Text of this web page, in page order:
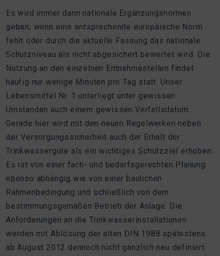
Es wird immer dann nationale Ergänzungsnormen
geben, wenn eine entsprechende europäische Norm
fehlt oder durch die aktuelle Fassung das nationale
Schutzniveau als nicht abgesichert bewertet wird. Die
Nutzung an den einzelnen Entnahmestellen findet
häufig nur wenige Minuten pro Tag statt. Unser
Lebensmittel Nr. 1 unterliegt unter gewissen
Umstanden auch einem gewissen Verfallsdatum.
Gerade hier wird mit den neuen Regelwerken neben
der Versorgungssicherheit auch der Erhalt der
Trinkwassergute als ein wichtiges Schutzziel erhoben.
Es ist von einer fach- und bedarfsgerechten Planung
ebenso abhängig wie von einer baulichen
Rahmenbedingung und schließlich von dem
bestimmungsgemäßen Betrieb der Anlage. Die
Anforderungen an die Trinkwasserinstallationen
werden mit Ablösung der alten DIN 1988 spätestens
ab August 2012 dennoch nicht gänzlich neu definiert.